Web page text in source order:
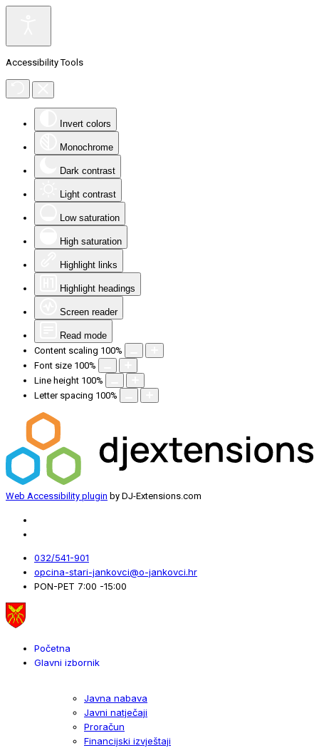
Accessibility Tools
Invert colors
Monochrome
Dark contrast
Light contrast
Low saturation
High saturation
Highlight links
Highlight headings
Screen reader
Read mode
Content scaling 100%
Font size 100%
Line height 100%
Letter spacing 100%
Web Accessibility plugin by DJ-Extensions.com
032/541-901
opcina-stari-jankovci@o-jankovci.hr
PON-PET 7:00 -15:00
Početna
Glavni izbornik
Javna nabava
Javni natječaji
Proračun
Financijski izvještaji